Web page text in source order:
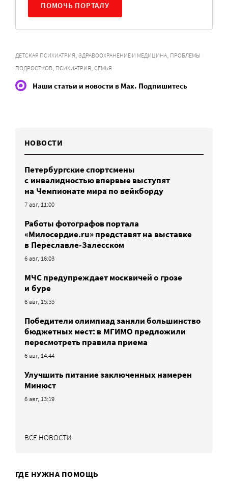
ПОМОЧЬ ПОРТАЛУ
ДЕТСКАЯ ПСИХИАТРИЯ, ЗДРАВООХРАНЕНИЕ И МЕДИЦИНА, ПРОБЛЕМЫ
ПОДРОСТКОВ, ПСИХИАТРИЯ, СЕМЬЯ
Наши статьи и новости в Max. Подпишитесь
НОВОСТИ
Петербургские спортсмены
c инвалидностью впервые выступят
на Чемпионате мира по вейкборду
7 авг, 11:00
Работы фотографов портала
«Милосердие.ru» представят на выставке
в Переславле-Залесском
6 авг, 16:03
МЧС предупреждает москвичей о грозе
и буре
6 авг, 15:55
Победители олимпиад заняли большинство
бюджетных мест: в МГИМО предложили
пересмотреть правила приема
6 авг, 14:44
Улучшить питание заключенных намерен
Минюст
6 авг, 13:19
ВСЕ НОВОСТИ
ГДЕ НУЖНА ПОМОЩЬ